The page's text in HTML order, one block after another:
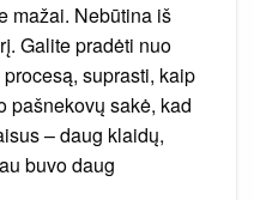
mažai. Nebūtina iš
Galite pradėti nuo
suprasti, kaip
pašnekovų sakė, kad
– daug klaidų,
buvo daug